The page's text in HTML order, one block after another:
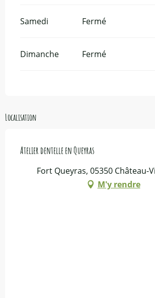
Samedi Fermé
Dimanche Fermé
Localisation
Atelier dentelle en Queyras
Fort Queyras, 05350 Château-
M'y rendre